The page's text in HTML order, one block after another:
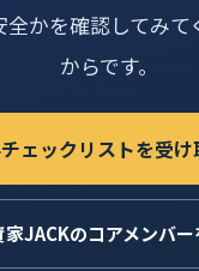
かを確認してみ
からです。
ェックリストを受
家JACKのコアメンバー